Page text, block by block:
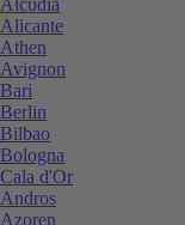
Alicante
Athen
Avignon
Bari
Berlin
Bilbao
Bologna
Cala d'Or
Andros
Azoren